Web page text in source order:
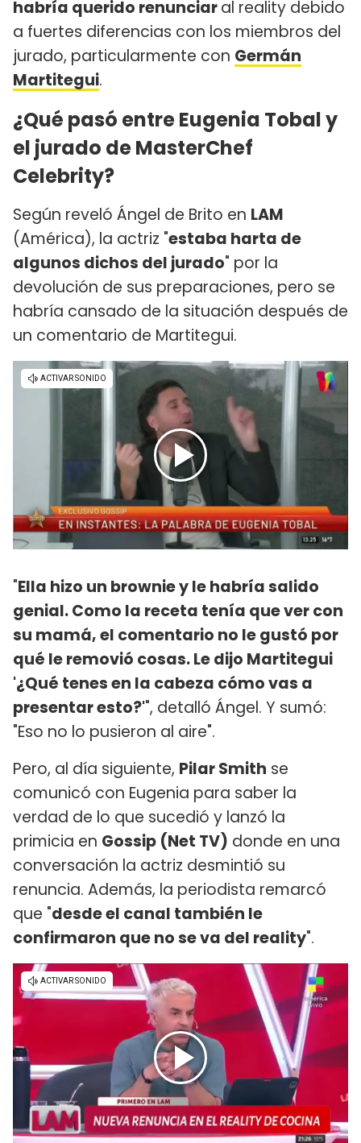
habría querido renunciaral reality debido
a fuertes diferencias con los miembros del
jurado, particularmente con Germán
Martitegui.
¿Qué pasó entre Eugenia Tobal y
el jurado de MasterChef
Celebrity?
Según reveló Ángel de Brito en LAM
(América), la actriz "estaba harta de
algunos dichos del jurado" por la
devolución de sus preparaciones, pero se
habría cansado de la situación después de
un comentario de Martitegui.
"Ella hizo un brownie y le habría salido
genial. Como la receta tenía que ver con
su mamá, el comentario no le gustó por
qué le removió cosas. Le dijo Martitegui
'¿Qué tenes en la cabeza cómo vas a
presentar esto?'", detalló Ángel. Y sumó:
"Eso no lo pusieron al aire".
Pero, al día siguiente, Pilar Smith se
comunicó con Eugenia para saber la
verdad de lo que sucedió y lanzó la
primicia en Gossip (Net TV) donde en una
conversación la actriz desmintió su
renuncia. Además, la periodista remarcó
que "desde el canal también le
confirmaron que no se va del reality".